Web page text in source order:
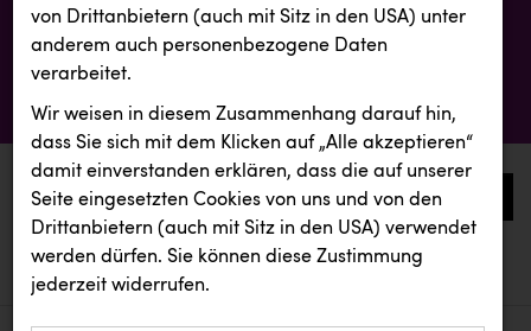
0
aktuelle aussendungen
aktuelle aussendungen
von Drittanbietern (auch mit Sitz in den USA) unter
anderem auch personenbezogene Daten
verarbeitet.
Wir weisen in diesem Zusammenhang darauf hin,
dass Sie sich mit dem Klicken auf „Alle akzeptieren“
damit ein­ver­standen erklären, dass die auf unserer
Seite eingesetzten Cookies von uns und von den
Drittanbietern (auch mit Sitz in den USA) verwendet
werden dürfen. Sie können diese Zustimmung
jederzeit widerrufen.